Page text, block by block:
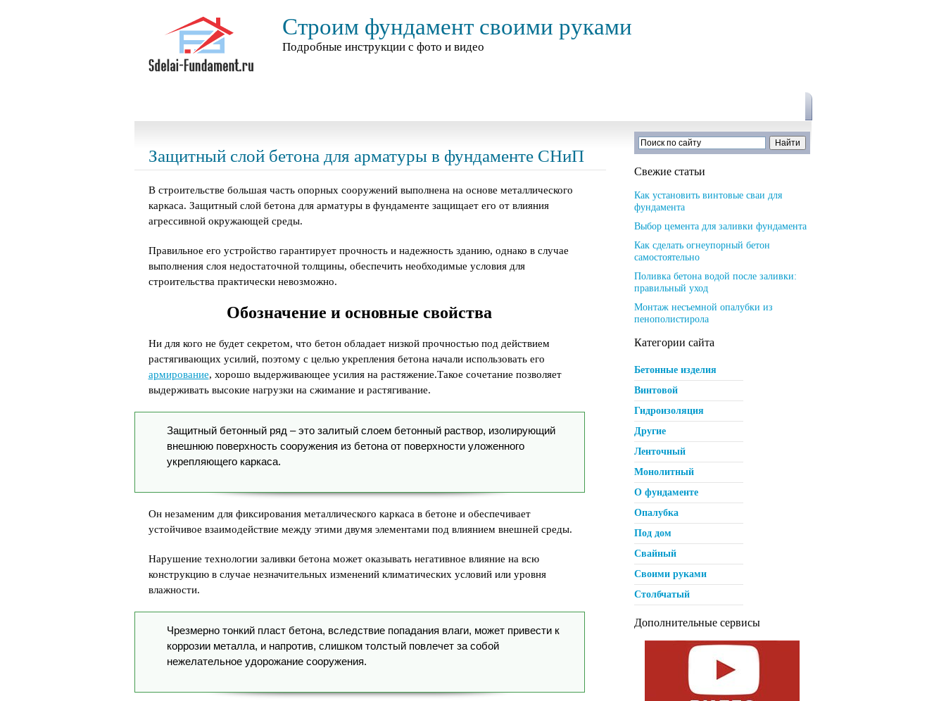
Строим фундамент своими руками
Подробные инструкции с фото и видео
Защитный слой бетона для арматуры в фундаменте СНиП
В строительстве большая часть опорных сооружений выполнена на основе металлического
каркаса. Защитный слой бетона для арматуры в фундаменте защищает его от влияния
агрессивной окружающей среды.
Правильное его устройство гарантирует прочность и надежность зданию, однако в случае
выполнения слоя недостаточной толщины, обеспечить необходимые условия для
строительства практически невозможно.
Обозначение и основные свойства
Ни для кого не будет секретом, что бетон обладает низкой прочностью под действием
растягивающих усилий, поэтому с целью укрепления бетона начали использовать его
армирование, хорошо выдерживающее усилия на растяжение.Такое сочетание позволяет
выдерживать высокие нагрузки на сжимание и растягивание.
Защитный бетонный ряд – это залитый слоем бетонный раствор, изолирующий
внешнюю поверхность сооружения из бетона от поверхности уложенного
укрепляющего каркаса.
Он незаменим для фиксирования металлического каркаса в бетоне и обеспечивает
устойчивое взаимодействие между этими двумя элементами под влиянием внешней среды.
Нарушение технологии заливки бетона может оказывать негативное влияние на всю
конструкцию в случае незначительных изменений климатических условий или уровня
влажности.
Чрезмерно тонкий пласт бетона, вследствие попадания влаги, может привести к
коррозии металла, и напротив, слишком толстый повлечет за собой
нежелательное удорожание сооружения.
Свежие статьи
Как установить винтовые сваи для
фундамента
Выбор цемента для заливки фундамента
Как сделать огнеупорный бетон
самостоятельно
Поливка бетона водой после заливки:
правильный уход
Монтаж несъемной опалубки из
пенополистирола
Категории сайта
Бетонные изделия
Винтовой
Гидроизоляция
Другие
Ленточный
Монолитный
О фундаменте
Опалубка
Под дом
Свайный
Своими руками
Столбчатый
Дополнительные сервисы